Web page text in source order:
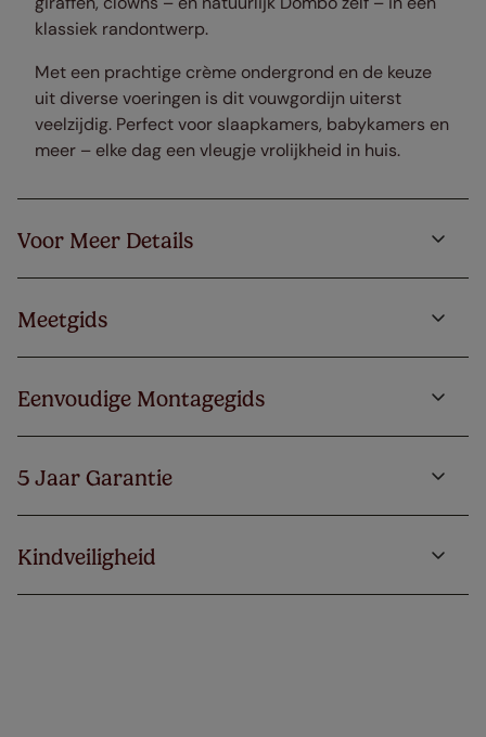
klassiek randontwerp.
Met een prachtige crème ondergrond en de keuze
uit diverse voeringen is dit vouwgordijn uiterst
veelzijdig. Perfect voor slaapkamers, babykamers en
meer – elke dag een vleugje vrolijkheid in huis.
Voor Meer Details
Meetgids
Eenvoudige Montagegids
5 Jaar Garantie
Kindveiligheid